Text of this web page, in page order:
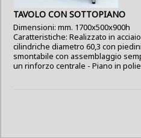
TAVOLO CON SOTTOPIANO
Dimensioni: mm. 1700x500x900h
Caratteristiche: Realizzato in
cilindriche diametro 60,3 con
smontabile con assemblaggio
un rinforzo centrale - Piano in